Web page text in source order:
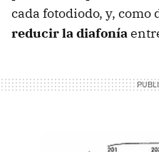
cada fotodiodo, y, como
reducir la diafonía